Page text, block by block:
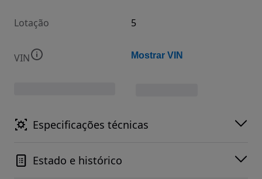
Lotação 5
VIN Mostrar VIN
Especificações técnicas
Estado e histórico